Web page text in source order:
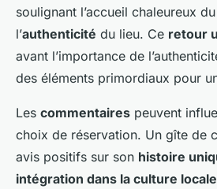
soulignant l’accueil chaleureux
l’authenticité du lieu. Ce retour
avant l’importance de
des éléments primordiaux pour
Les commentaires peuvent
choix de réservation. Un gîte de
avis positifs sur son histoire
intégration dans la culture locale